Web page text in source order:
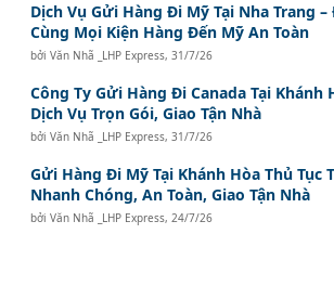
Dịch Vụ Gửi Hàng Đi Mỹ Tại Nha Trang
Cùng Mọi Kiện Hàng Đến Mỹ An Toàn
bởiVăn Nhã _LHP Express,31/7/26
Công Ty Gửi Hàng Đi Canada Tại Khánh
Dịch Vụ Trọn Gói, Giao Tận Nhà
bởiVăn Nhã _LHP Express,31/7/26
Gửi Hàng Đi Mỹ Tại Khánh Hòa Thủ Tục
Nhanh Chóng, An Toàn, Giao Tận Nhà
bởiVăn Nhã _LHP Express,24/7/26